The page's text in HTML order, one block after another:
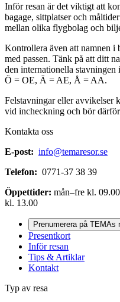
Inför resan är det viktigt att
bagage, sittplatser och
mellan olika flygbolag och
Kontrollera även att namnen i
med passen. Tänk på att ditt
den internationella stavningen
Ö = OE, Ä = AE, Å = AA.
Felstavningar eller avvikelser
vid incheckning och bör
Kontakta oss
E-post: info@temaresor.se
Telefon: 0771-37 38 39
Öppettider: mån–fre kl.
kl. 13.00
Prenumerera på TEMAs
Presentkort
Inför resan
Tips & Artiklar
Kontakt
Typ av resa